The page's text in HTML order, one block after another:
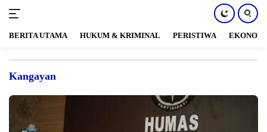
konten
BERITA UTAMA HUKUM & KRIMINAL PERISTIWA EKONOMI
Kangayan